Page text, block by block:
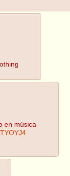
en música